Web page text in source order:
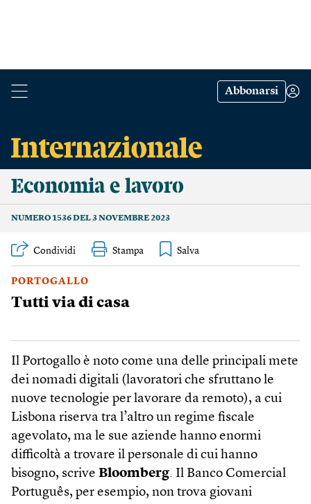
Abbonarsi
Economia e lavoro
NUMERO 1536 DEL 3 NOVEMBRE 2023
Condividi Stampa
PORTOGALLO
Tutti via di casa
Il Portogallo è noto come una delle principali mete
dei nomadi digitali (lavoratori che sfruttano le
nuove tecnologie per lavorare da remoto), a cui
Lisbona riserva tra l’altro un regime fiscale
agevolato, ma le sue aziende hanno enormi
difficoltà a trovare il personale di cui hanno
bisogno, scrive Bloom­berg. Il Banco Comercial
Português, per esempio, non trova giovani